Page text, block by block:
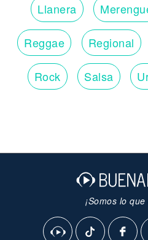
Llanera
Reggae Regional
Rock Salsa
¡Somos lo